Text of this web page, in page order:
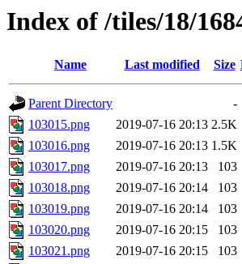
Index of /tiles/18/
Name Last modified Size
Parent Directory
-
103015.png
2019-07-16 20:13 2.5K
103016.png
2019-07-16 20:13 1.5K
103017.png
2019-07-16 20:13
103
103018.png
2019-07-16 20:14
103
103019.png
2019-07-16 20:14
103
103020.png
2019-07-16 20:15
103
103021.png
2019-07-16 20:15
103